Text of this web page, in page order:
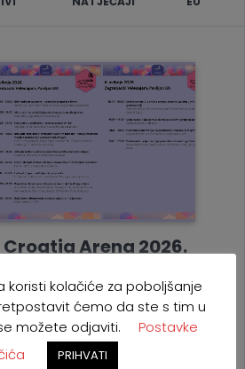
Arena 2026.
svijetu rada,
inovacijama
koristi kolačiće za poboljšanje
ćemo da ste s tim u
možete odjaviti.
Postavke
PRIHVATI